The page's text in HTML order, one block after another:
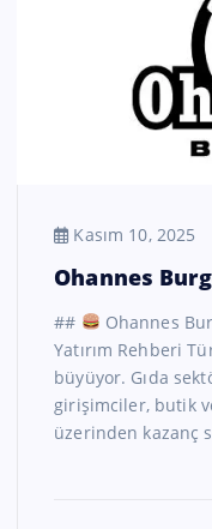
Kasım 10, 2025
Ohannes
##
Ohannes
Yatırım Rehberi
büyüyor. Gıda
girişimciler, butik
üzerinden kazanç